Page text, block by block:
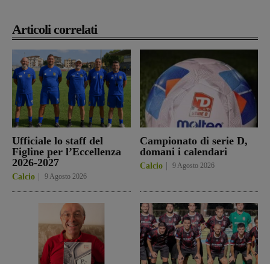
Articoli correlati
Ufficiale lo staff del
Figline per l’Eccellenza
2026-2027
Calcio 9 Agosto 2026
Campionato di serie D,
domani i calendari
Calcio 9 Agosto 2026